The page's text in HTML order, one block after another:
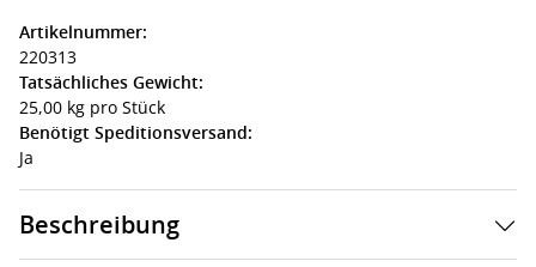
Artikelnummer:
220313
Tatsächliches Gewicht:
25,00 kg pro Stück
Benötigt Speditionsversand:
Ja
Beschreibung